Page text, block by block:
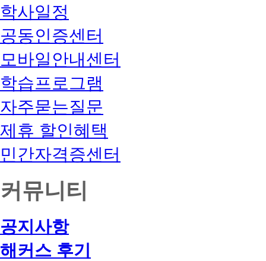
학사일정
공동인증센터
모바일안내센터
학습프로그램
자주묻는질문
제휴 할인혜택
민간자격증센터
커뮤니티
공지사항
해커스 후기